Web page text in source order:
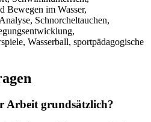
Bewegen im Wasser,
Schnorcheltauchen,
Wasserball, sportpädagogische
Arbeit grundsätzlich?